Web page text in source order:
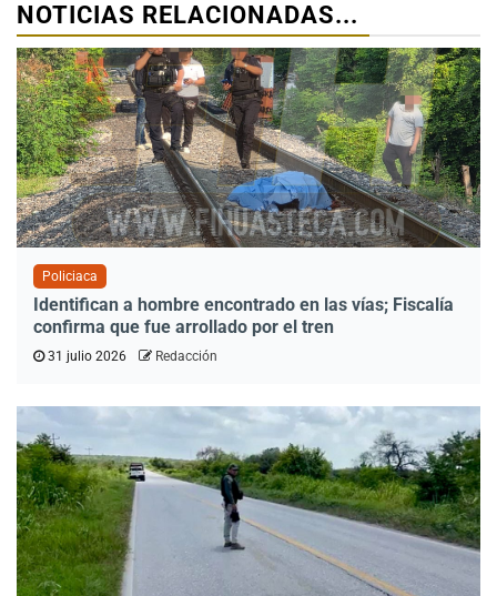
NOTICIAS RELACIONADAS...
Policiaca
Identifican a hombre encontrado en las vías; Fiscalía
confirma que fue arrollado por el tren
31 julio 2026 Redacción